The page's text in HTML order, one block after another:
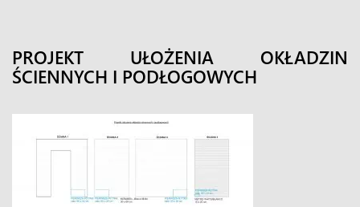
PROJEKT UŁOŻENIA OKŁADZIN
ŚCIENNYCH I PODŁOGOWYCH